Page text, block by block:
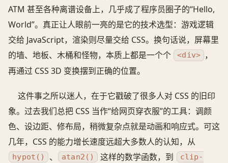
ATM 甚至各种离谱设备上，几乎成了程序员圈子的“Hello,
World”。真正让人眼前一亮的是它的技术选型：游戏逻辑
交给 JavaScript，渲染则尽量交给 CSS。换句话说，屏幕里
的墙、地板、木桶和怪物，本质上都是一个个
<div> ，
再通过 CSS 3D 变换摆到正确的位置。
这件事之所以迷人，在于它戳破了很多人对 CSS 的旧印
象。过去我们总把 CSS 当作“给网页穿衣服”的工具：调颜
色、设边距、修布局，稍微复杂点就是动画和响应式。可这
几年，CSS 的能力增长速度远超大多数人的认知，从
hypot() 、 atan2() 这样的数学函数，到
clip-